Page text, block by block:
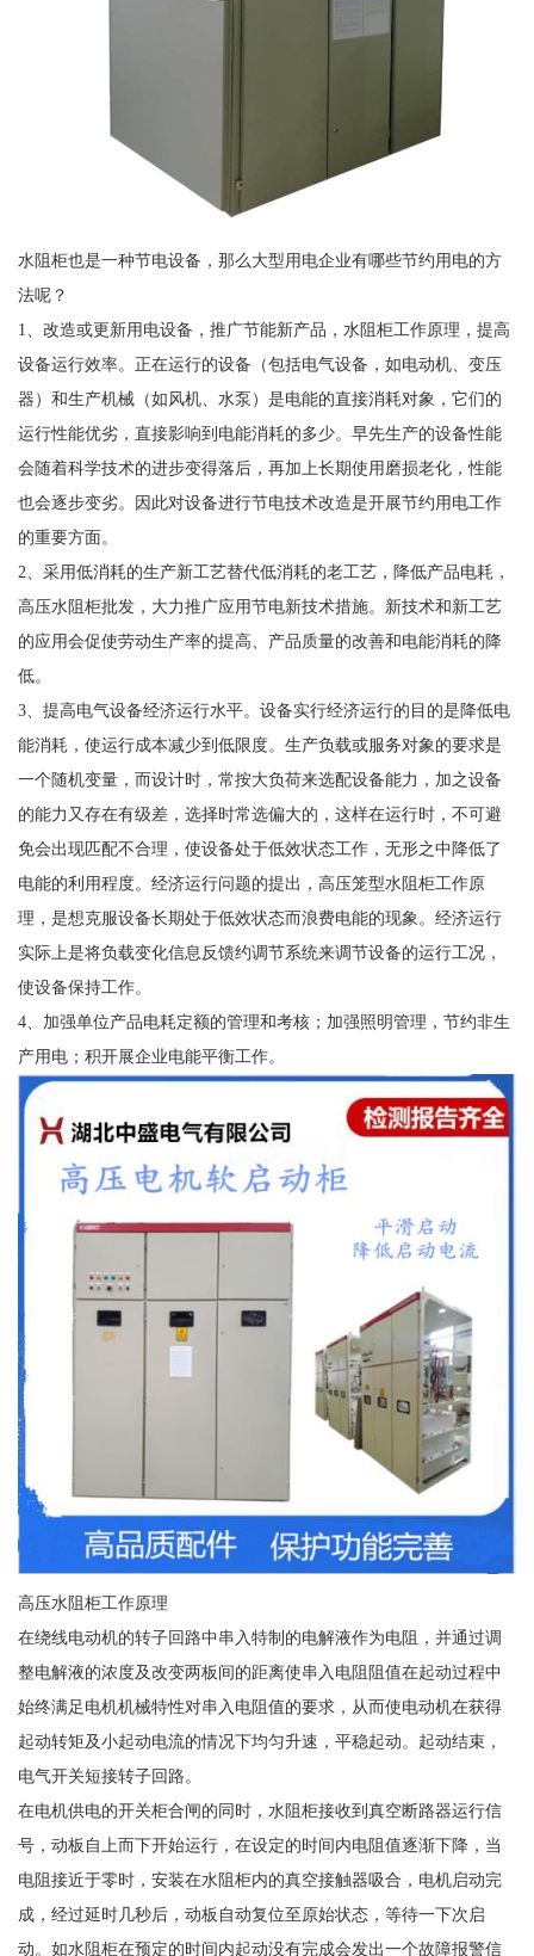
水阻柜也是一种节电设备，那么大型用电企业有哪些节约用电的方
法呢？
1、改造或更新用电设备，推广节能新产品，水阻柜工作原理，提高
设备运行效率。正在运行的设备（包括电气设备，如电动机、变压
器）和生产机械（如风机、水泵）是电能的直接消耗对象，它们的
运行性能优劣，直接影响到电能消耗的多少。早先生产的设备性能
会随着科学技术的进步变得落后，再加上长期使用磨损老化，性能
也会逐步变劣。因此对设备进行节电技术改造是开展节约用电工作
的重要方面。
2、采用低消耗的生产新工艺替代低消耗的老工艺，降低产品电耗，
高压水阻柜批发，大力推广应用节电新技术措施。新技术和新工艺
的应用会促使劳动生产率的提高、产品质量的改善和电能消耗的降
低。
3、提高电气设备经济运行水平。设备实行经济运行的目的是降低电
能消耗，使运行成本减少到低限度。生产负载或服务对象的要求是
一个随机变量，而设计时，常按大负荷来选配设备能力，加之设备
的能力又存在有级差，选择时常选偏大的，这样在运行时，不可避
免会出现匹配不合理，使设备处于低效状态工作，无形之中降低了
电能的利用程度。经济运行问题的提出，高压笼型水阻柜工作原
理，是想克服设备长期处于低效状态而浪费电能的现象。经济运行
实际上是将负载变化信息反馈约调节系统来调节设备的运行工况，
使设备保持工作。
4、加强单位产品电耗定额的管理和考核；加强照明管理，节约非生
产用电；积开展企业电能平衡工作。
高压水阻柜工作原理
在绕线电动机的转子回路中串入特制的电解液作为电阻，并通过调
整电解液的浓度及改变两板间的距离使串入电阻阻值在起动过程中
始终满足电机机械特性对串入电阻值的要求，从而使电动机在获得
起动转矩及小起动电流的情况下均匀升速，平稳起动。起动结束，
电气开关短接转子回路。
在电机供电的开关柜合闸的同时，水阻柜接收到真空断路器运行信
号，动板自上而下开始运行，在设定的时间内电阻值逐渐下降，当
电阻接近于零时，安装在水阻柜内的真空接触器吸合，电机启动完
成，经过延时几秒后，动板自动复位至原始状态，等待一下次启
动。如水阻柜在预定的时间内起动没有完成会发出一个故障报警信